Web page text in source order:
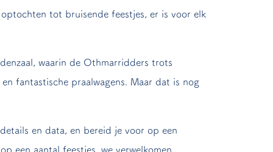
tot bruisende feestjes, er is voor elk
waarin de Othmarridders trots
fantastische praalwagens. Maar dat is nog
en data, en bereid je voor op een
een aantal feestjes, we verwelkomen